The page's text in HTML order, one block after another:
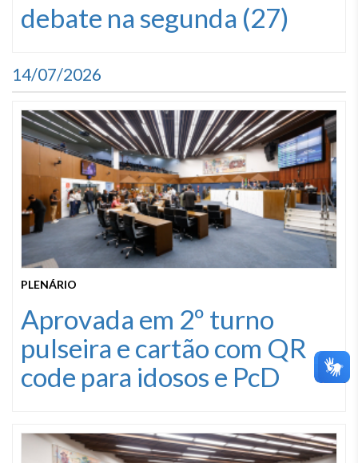
debate na segunda (27)
14/07/2026
PLENÁRIO
Aprovada em 2º turno
pulseira e cartão com QR
code para idosos e PcD